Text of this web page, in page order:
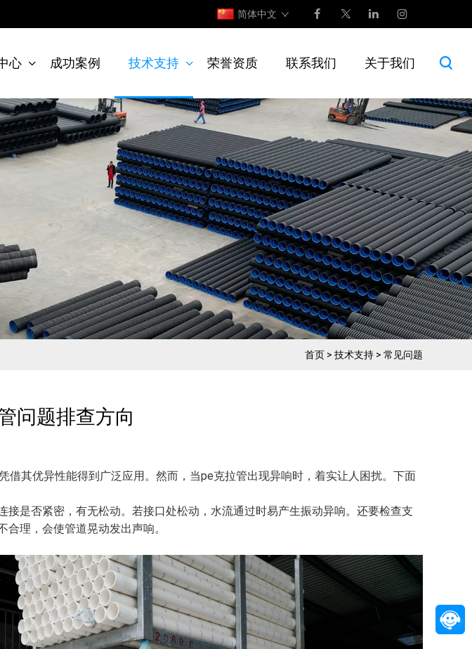
简体中文
心 成功案例 技术支持 荣誉资质 联系我们 关于我们
首页 > 技术支持 > 常见问题
问题排查方向​
借其优异性能得到广泛应用。然而，当pe克拉管出现异响时，着实让人困扰。下面
接是否紧密，有无松动。若接口处松动，水流通过时易产生振动异响。还要检查支
理，会使管道晃动发出声响。